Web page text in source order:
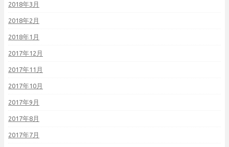
2018年3月
2018年2月
2018年1月
2017年12月
2017年11月
2017年10月
2017年9月
2017年8月
2017年7月